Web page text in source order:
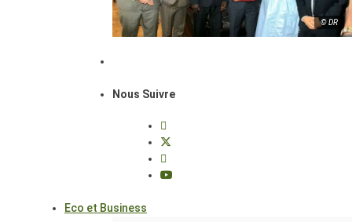
© DR
Nous Suivre
Eco et Business